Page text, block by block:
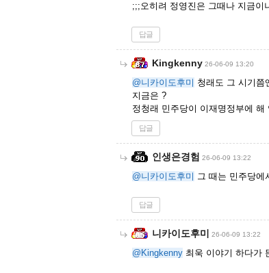
;;;오히려 정영진은 그때나 지금이
답글
Kingkenny 26-06-09 13:20
@니카이도후미 청래도 그 시기쯤
지금은 ?
정청래 민주당이 이재명정부에 해
답글
인생은경험 26-06-09 13:22
@니카이도후미 그 때는 민주당에
답글
니카이도후미 26-06-09 13:22
@Kingkenny 최욱 이야기 하다가